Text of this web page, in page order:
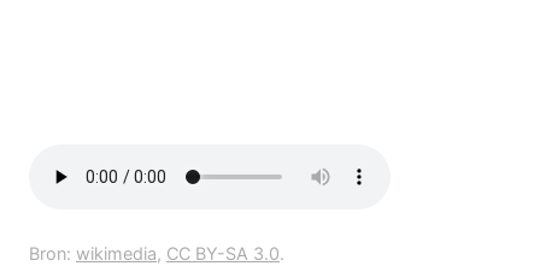
Bron: wikimedia, CC BY-SA 3.0.